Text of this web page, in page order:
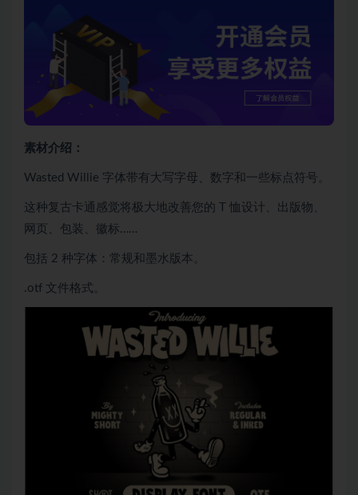
素材介绍：
Wasted Willie 字体带有大写字母、数字和一些标点符号。
这种复古卡通感觉将极大地改善您的 T 恤设计、出版物、
网页、包装、徽标……
包括 2 种字体：常规和墨水版本。
.otf 文件格式。